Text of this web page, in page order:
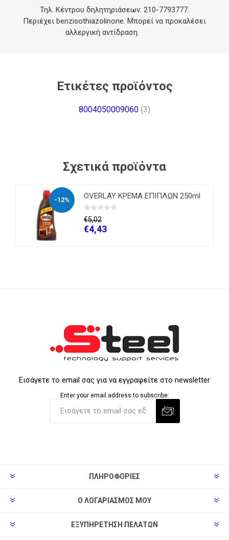
Τηλ. Κέντρου δηλητηριάσεων: 210-7793777.
Περιέχει benzisothiazolinone. Μπορεί να προκαλέσει
αλλεργική αντίδραση.
Ετικέτες προϊόντος
8004050009060 (3)
Σχετικά προϊόντα
-12% OVERLAY ΚΡΕΜΑ ΕΠΙΠΛΩΝ 250ml
€5,02
€4,43
Εισάγετε το email σας για να εγγραφείτε στο newsletter
Enter your email address to subscribe:
ΠΛΗΡΟΦΟΡΊΕΣ
Ο ΛΟΓΑΡΙΑΣΜΌΣ ΜΟΥ
ΕΞΥΠΗΡΈΤΗΣΗ ΠΕΛΑΤΏΝ